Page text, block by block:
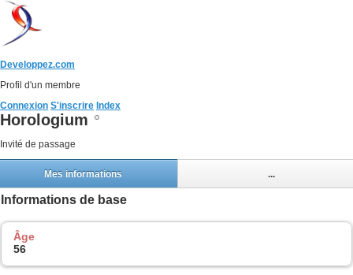
Developpez.com
Profil d'un membre
Connexion S'inscrire Index
Horologium
Invité de passage
Mes informations ...
Informations de base
Âge
56